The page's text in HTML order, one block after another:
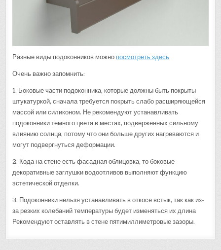
Разные виды подоконников можно посмотреть здесь
Очень важно запомнить:
1. Боковые части подоконника, которые должны быть покрыты
штукатуркой, сначала требуется покрыть слабо расширяющейся
массой или силиконом. Не рекомендуют устанавливать
подоконники темного цвета в местах, подверженных сильному
влиянию солнца, потому что они больше других нагреваются и
могут подвергнуться деформации.
2. Кода на стене есть фасадная облицовка, то боковые
декоративные заглушки водоотливов выполняют функцию
эстетической отделки.
3. Подоконники нельзя устанавливать в откосе встык, так как из-
за резких колебаний температуры будет изменяться их длина
Рекомендуют оставлять в стене пятимиллиметровые зазоры.